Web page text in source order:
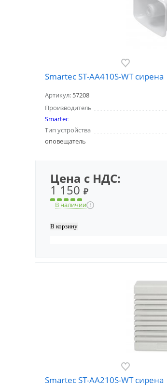
Smartec ST-AA410S-WT сирена
Артикул: 57208
Производитель
Smartec
Тип устройства
оповещатель
Цена с НДС:
1 150₽
В наличии
Smartec ST-AA210S-WT сирена